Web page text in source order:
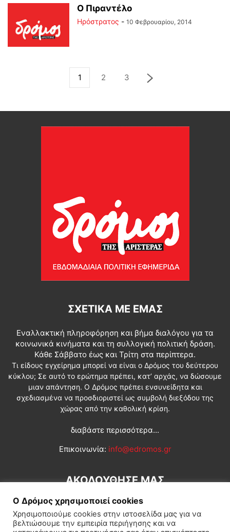
Ο Πιραντέλο
Ηρόστρατος - 10 Φεβρουαρίου, 2014
1 2 3
ΣΧΕΤΙΚΆ ΜΕ ΕΜΆΣ
Εναλλακτική πληροφόρηση και βήμα διαλόγου για τα
κοινωνικά κινήματα και τη συλλογική πολιτική δράση.
Κάθε Σάββατο έως και Τρίτη στα περίπτερα.
Τι είδους εγχείρημα μπορεί να είναι ο Δρόμος του δεύτερου
κύκλου; Σε αυτό το ερώτημα πρέπει, κατ’ αρχάς, να δώσουμε
μιαν απάντηση. Ο Δρόμος πρέπει ενσυνείδητα και
σχεδιασμένα να προσδιοριστεί ως συμβολή διεξόδου της
χώρας από την καθολική κρίση.
διαβάστε περισσότερα...
Επικοινωνία: info@edromos.gr
ΑΚΟΛΟΥΘΗΣΕ ΜΑΣ
Ο Δρόμος χρησιμοποιεί cookies
Χρησιμοποιούμε cookies στην ιστοσελίδα μας για να
βελτιώσουμε την εμπειρία περιήγησης και να